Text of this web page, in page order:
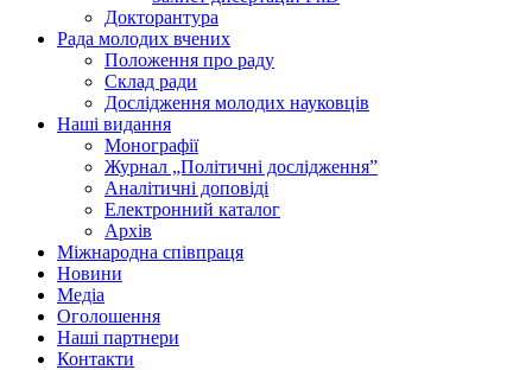
Докторантура
Рада молодих вчених
Положення про раду
Склад ради
Дослідження молодих науковців
Наші видання
Монографії
Журнал „Політичні дослідження”
Аналітичні доповіді
Електронний каталог
Архів
Міжнародна співпраця
Новини
Медіa
Оголошення
Наші партнери
Контакти